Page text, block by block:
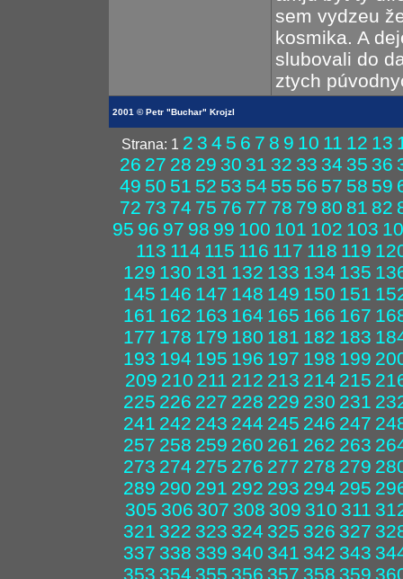
sem vydzeu
kosmika. A
slubovali do
ztych
2001 © Petr "Buchar" Krojzl
Strana: 1 2 3 4 5 6 7 8 9 10 11 12 13
26 27 28 29 30 31 32 33 34 35 36
49 50 51 52 53 54 55 56 57 58 59
72 73 74 75 76 77 78 79 80 81 82
95 96 97 98 99 100 101 102 103
113 114 115 116 117 118 119
129 130 131 132 133 134 135
145 146 147 148 149 150 151
161 162 163 164 165 166 167
177 178 179 180 181 182 183
193 194 195 196 197 198 199
209 210 211 212 213 214 215
225 226 227 228 229 230 231
241 242 243 244 245 246 247
257 258 259 260 261 262 263
273 274 275 276 277 278 279
289 290 291 292 293 294 295
305 306 307 308 309 310 311
321 322 323 324 325 326 327
337 338 339 340 341 342 343
353 354 355 356 357 358 359